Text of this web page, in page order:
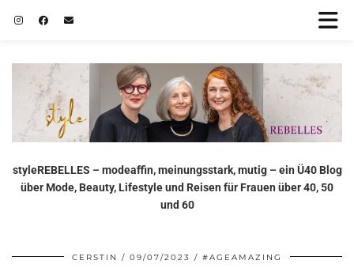
styleREBELLES – modeaffin, meinungsstark, mutig – ein Ü40 Blog
über Mode, Beauty, Lifestyle und Reisen für Frauen über 40, 50
und 60
CERSTIN 09/07/2023 #AGEAMAZING